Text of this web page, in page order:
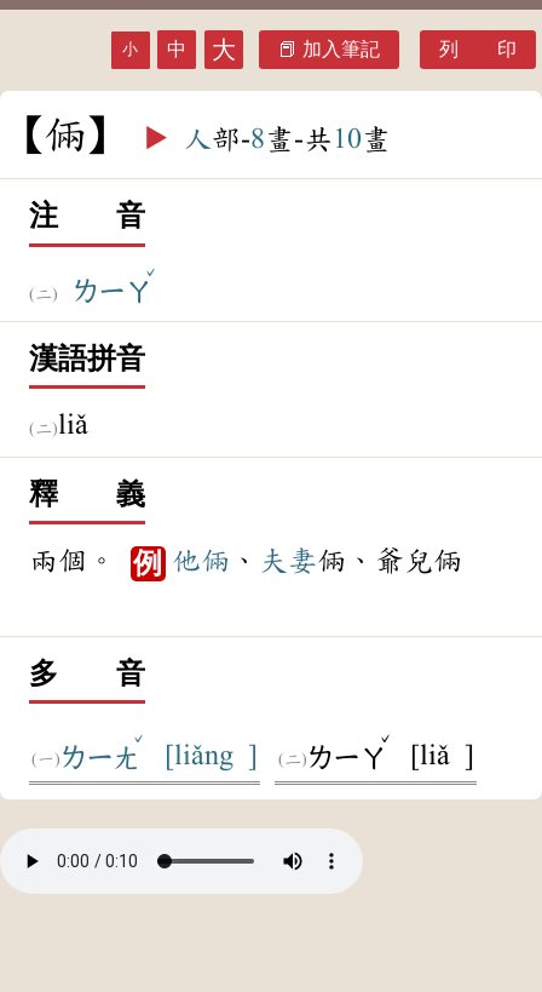
小 中 大 加入筆記 列 印
倆 ▶️ 人部-8畫-共 10畫
注 音
ㄌㄧㄚ
ˇ
漢語拼音
liǎ
釋 義
兩個。 例 他倆 、 夫妻倆、爺兒倆
多 音
ㄌㄧㄤ
ˇ
[liǎng ] ㄌㄧㄚ
ˇ
[liǎ ]